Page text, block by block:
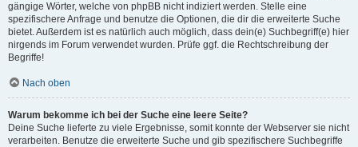
gängige Wörter, welche von phpBB nicht indiziert werden. Stelle eine
spezifischere Anfrage und benutze die Optionen, die dir die erweiterte Suche
bietet. Außerdem ist es natürlich auch möglich, dass dein(e) Suchbegriff(e) hier
nirgends im Forum verwendet wurden. Prüfe ggf. die Rechtschreibung der
Begriffe!
Nach oben
Warum bekomme ich bei der Suche eine leere Seite?
Deine Suche lieferte zu viele Ergebnisse, somit konnte der Webserver sie nicht
verarbeiten. Benutze die erweiterte Suche und gib spezifischere Suchbegriffe